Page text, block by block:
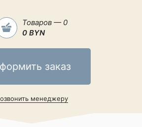
Товаров — 0
0 BYN
заказ
менеджеру